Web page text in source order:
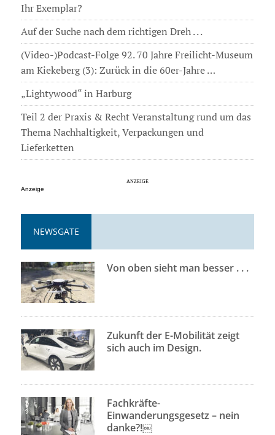
Ihr Exemplar?
Auf der Suche nach dem richtigen Dreh . . .
(Video-)Podcast-Folge 92. 70 Jahre Freilicht-Museum
am Kiekeberg (3): Zurück in die 60er-Jahre …
„Lightywood“ in Harburg
Teil 2 der Praxis & Recht Veranstaltung rund um das
Thema Nachhaltigkeit, Verpackungen und
Lieferketten
Anzeige
NEWSGATE
Von oben sieht man besser . . .
Zukunft der E-Mobilität zeigt
sich auch im Design.
Fachkräfte-
Einwanderungsgesetz – nein
danke?!￼